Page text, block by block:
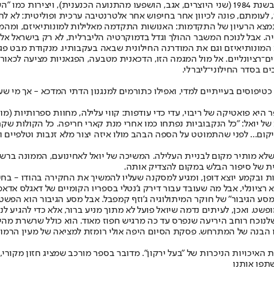
ו"פונדקו של ירמיהו" של בנימין תמוז, שיצאו שניהם בשנת 1984 (שני היוצרים, אגב,
לעומתם, פונה לכיוון אחר בחיפוש אחר אלטרנטיבה ערכית ופוליטית: לא
הרעיון של התקדמות: האנושות התקדמה מאלילות למונותיאיזם,
אבל לנוכח המשבר ההולך וגדל בדמוקרטיה הליברלית, לא רק
וגם את המודרנה החילונית שבאה בעקבותיו. מנקודת
אל מול המגמה הזו, הדכאנית מטבעה, הפגאניות מציעה
החילוני־ליברלי.
בעייתיים למדי, ואפילו כתורמים למנגנון הדתי המדכא - אך מי
פואטיקה של ריבוי, עדי כדי עודפות: קווי עלילה, מחוות ספרותיות
של יואל: "כל הנקבוביות נפתחו כמו אחרי מנת קארי חריפה. כל
לפני שהתמוטט על הספה הבהב מולו איזה יצור מלא זנבות
מותיר מקום לבניית העלילה. המשיכה של יואל לאחינועם, הממונה
של סיפור הבלש במקום להצדיק אותה.
ובקמע יוצא דופן, ומגיע למסקנה שעליו להמשיך את החקירה בהודו -
אבל מה שעובד עבור דירק ג'נטלי בספריו הקומיים של דאגלס
הגיבור" של חוקר המיתולוגיה ג'וזף קמפבל. אבל מסע הגיבור הוא
ואכן, לעיתים נדמה שיואל פועל לא מתוך מניע ברור, אלא כדי
רוחב היריעה שנפרס עד כה מרגיש חפוז מאוד. הוא כולל שרשרת
הבנה של המתרחש. פסקת הסיום היפה אולי רומזת למציאה של מעין
הניכרות של "בעל ירקון". מדובר בספר מורכב שמציג חזון
אותנו